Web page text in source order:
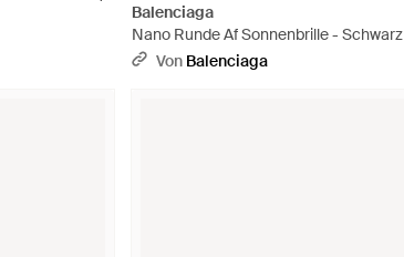
Balenciaga
Nano Runde Af Sonnenbrille - Schwarz
Von Balenciaga